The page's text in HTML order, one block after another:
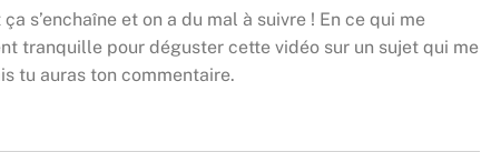
s’enchaîne et on a du mal à suivre ! En ce qui me
tranquille pour déguster cette vidéo sur un sujet qui me
tu auras ton commentaire.